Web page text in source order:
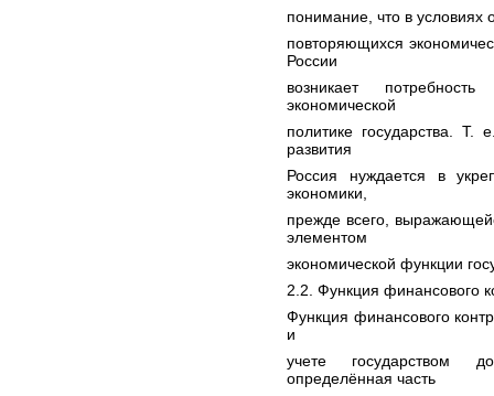
понимание, что в условиях
повторяющихся
России
возникает
экономической
политике государства. Т.
развития
Россия нуждается в
экономики,
прежде всего,
элементом
экономической функции
2.2. Функция финансового
Функция финансового
и
учете государством
определённая часть